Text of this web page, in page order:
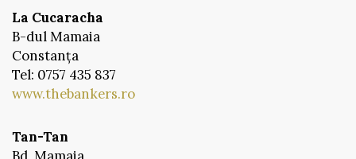
La Cucaracha
B-dul Mamaia
Constanța
Tel: 0757 435 837
www.thebankers.ro
Tan-Tan